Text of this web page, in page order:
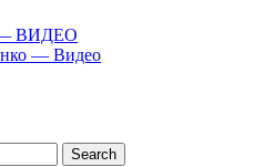
— ВИДЕО
— Видео
Search